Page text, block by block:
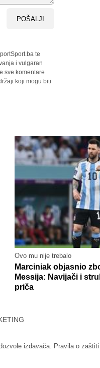
POŠALJI
te
i vulgaran
sve komentare
koji mogu biti
Ovo mu nije trebalo
Marciniak objasnio
Messija: Navijači i
priča
izdavača. Pravila o